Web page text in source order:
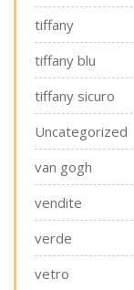
tiffany
tiffany blu
tiffany sicuro
Uncategorized
van gogh
vendite
verde
vetro